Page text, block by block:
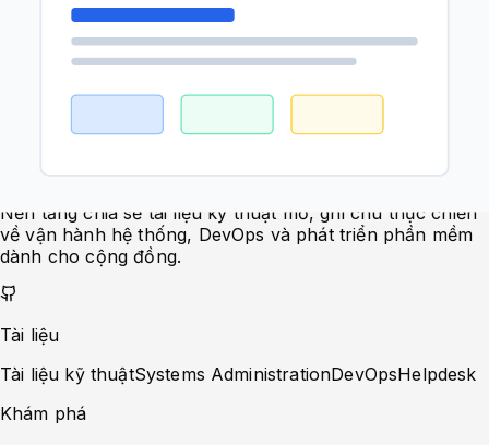
service, contact và sitemap.
Kết quả
FE/CMS dùng chung một contract.
thanhnh.id.vn
Nền tảng chia sẻ tài liệu kỹ thuật mở, ghi chú thực chiến
về vận hành hệ thống, DevOps và phát triển phần mềm
dành cho cộng đồng.
Tài liệu
Tài liệu kỹ thuậtSystems AdministrationDevOpsHelpdesk
Khám phá